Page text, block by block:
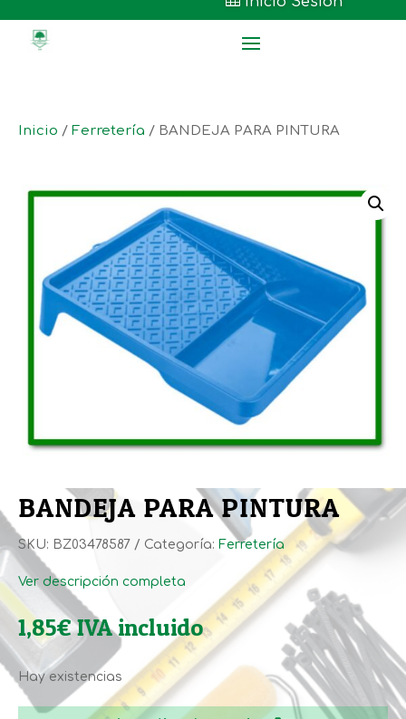
Inicio / Ferretería / BANDEJA PARA PINTURA
BANDEJA PARA PINTURA
SKU: BZ03478587 Categoría: Ferretería
Ver descripción completa
1,85€IVA incluido
Hay existencias
BANDEJA